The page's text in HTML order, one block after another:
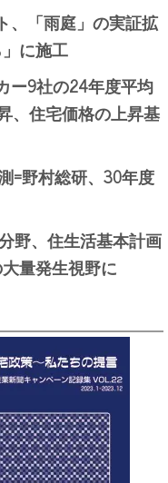
、「雨庭」の実証拡
に施工
ー9社の24年度平均
、住宅価格の上昇基
=野村総研、30年度
野、住生活基本計画
量発生視野に